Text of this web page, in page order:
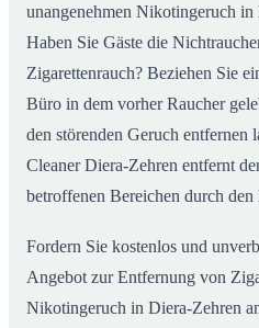
unangenehmen Nikotingeruch
Haben Sie Gäste die
Zigarettenrauch? Beziehen Sie
Büro in dem vorher Raucher
den störenden Geruch entfernen
Cleaner Diera-Zehren entfernt
betroffenen Bereichen durch
Fordern Sie kostenlos und
Angebot zur Entfernung von
Nikotingeruch in Diera-Zehren